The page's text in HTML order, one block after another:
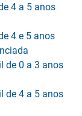
4 a 5 anos
4 e 5 anos
de 0 a 3 anos
de 4 a 5 anos